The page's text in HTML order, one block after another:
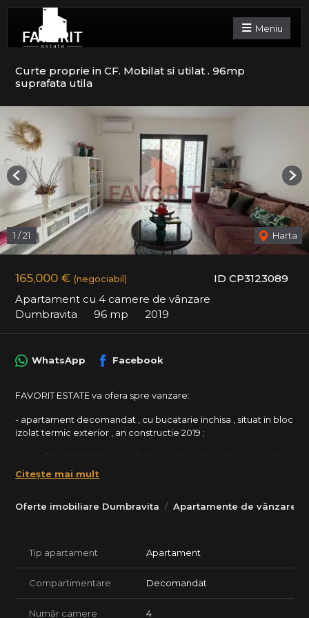
Meniu
Curte proprie in CF. Mobilat si utilat . 96mp
suprafata utila
ID CP3123089
165,000 € (negociabil)
Apartament cu 4 camere de vânzare
Dumbravita
96 mp 2019
1 /21 Harta
Previous
Oferte imobiliare Dumbravita Apartamente de vânzare
WhatsApp Facebook
FAVORIT ESTATE va ofera spre vanzare:
- apartament decomandat , cu bucatarie inchisa , situat in bloc
izolat termic exterior , an constructie 2019 ;
- suprafata utila 96mp + podest + curte proprie inscrisa in. CF ;
- etaj Parter / 2 + ACOPERIS, 2 apartamente pe nivel;
- model cu 2 bai ;
interioare celulare, vopsea lavabila, corpuri sanitare noi,
aparat aer conditionat;
Citește mai mult
Tip apartament Apartament
Compartimentare Decomandat
Număr camere 4